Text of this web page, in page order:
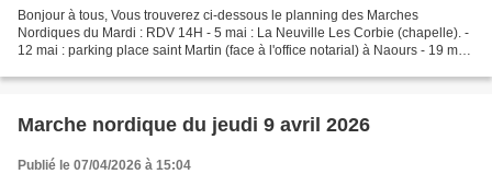
Bonjour à tous, Vous trouverez ci-dessous le planning des Marches
Nordiques du Mardi : RDV 14H - 5 mai : La Neuville Les Corbie (chapelle). -
12 mai : parking place saint Martin (face à l'office notarial) à Naours - 19 mai
Marche nordique du jeudi 9 avril 2026
Publié le 07/04/2026 à 15:04